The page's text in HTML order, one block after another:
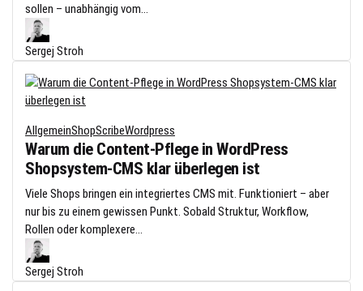
sollen – unabhängig vom...
Sergej Stroh
AllgemeinShopScribeWordpress
Warum die Content-Pflege in WordPress
Shopsystem-CMS klar überlegen ist
Viele Shops bringen ein integriertes CMS mit. Funktioniert – aber
nur bis zu einem gewissen Punkt. Sobald Struktur, Workflow,
Rollen oder komplexere...
Sergej Stroh